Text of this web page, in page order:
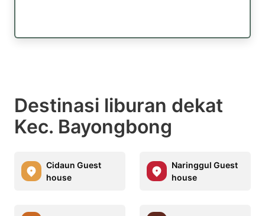
Destinasi liburan dekat
Kec. Bayongbong
Cidaun Guest
house
Naringgul Guest
house